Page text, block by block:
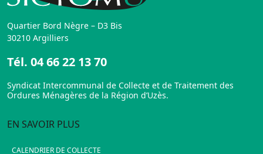
Quartier Bord Nègre – D3 Bis
30210 Argilliers
Tél. 04 66 22 13 70
Syndicat Intercommunal de Collecte et de Traitement des
Ordures Ménagères de la Région d’Uzès.
EN SAVOIR PLUS
CALENDRIER DE COLLECTE